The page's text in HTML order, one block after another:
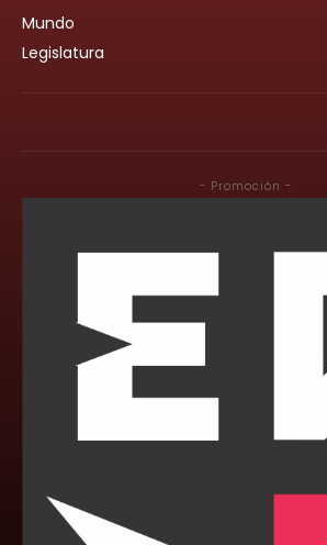
Mundo
Legislatura
- Promoción -